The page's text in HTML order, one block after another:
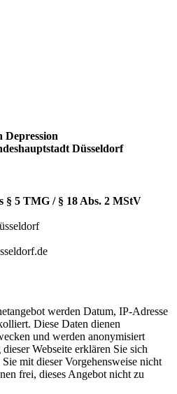
Depression
Düsseldorf
§ 5 TMG / § 18 Abs. 2 MStV
werden Datum, IP-Adresse
Diese Daten dienen
und werden anonymisiert
Webseite erklären Sie sich
mit dieser Vorgehensweise nicht
frei, dieses Angebot nicht zu